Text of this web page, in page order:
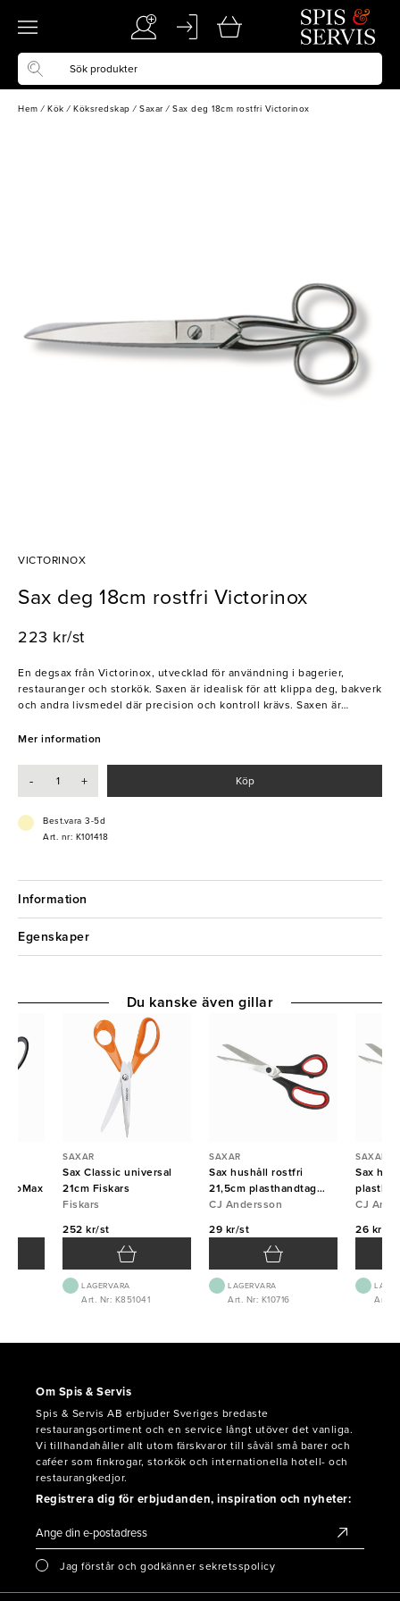
Hem / Kök / Köksredskap / Saxar / Sax deg 18cm rostfri Victorinox
VICTORINOX
Sax deg 18cm rostfri Victorinox
223 kr/st
En degsax från Victorinox, utvecklad för användning i bagerier,
restauranger och storkök. Saxen är idealisk för att klippa deg, bakverk
och andra livsmedel där precision och kontroll krävs. Saxen är
hållbarhet vid daglig användning.
- Lämplig för deg och bakning
Mer information
- + Köp
Best.vara 3-5d
Art. nr: K101418
Information
Egenskaper
SAXAR
Sax Classic universal
21cm Fiskars
Fiskars
252 kr/st
LAGERVARA
Art. Nr: K851041
SAXAR
Sax hushåll rostfri
21,5cm plasthandtag
röd/svart
CJ Andersson
29 kr/st
LAGERVARA
Art. Nr: K10716
SAXAR
Sax
CJ
26 kr/st
Art.
Du kanske även gillar
Om Spis & Servis
Spis & Servis AB erbjuder Sveriges bredaste
restaurangsortiment och en service långt utöver det vanliga.
Vi tillhandahåller allt utom färskvaror till såväl små barer och
caféer som finkrogar, storkök och internationella hotell- och
restaurangkedjor.
Registrera dig för erbjudanden, inspiration och nyheter:
Jag förstår och godkänner sekretsspolicy